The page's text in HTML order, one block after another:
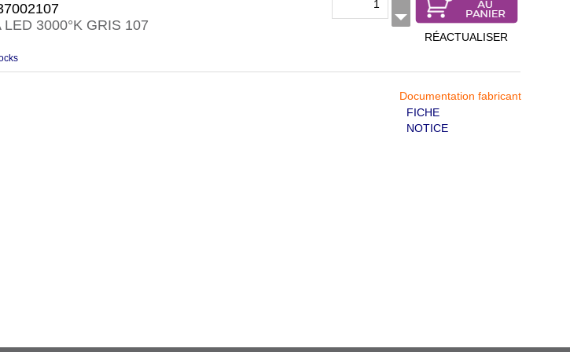
LED 3000°K GRIS 107
RÉACTUALISER
Documentation fabricant
FICHE
NOTICE